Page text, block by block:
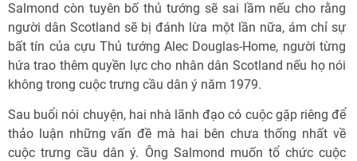
Salmond còn tuyên bố thủ tướng sẽ sai lầm nếu cho rằng
người dân Scotland sẽ bị đánh lừa một lần nữa, ám chỉ sự
bất tín của cựu Thủ tướng Alec Douglas-Home, người từng
hứa trao thêm quyền lực cho nhân dân Scotland nếu họ nói
không trong cuộc trưng cầu dân ý năm 1979.
Sau buổi nói chuyện, hai nhà lãnh đạo có cuộc gặp riêng để
thảo luận những vấn đề mà hai bên chưa thống nhất về
cuộc trưng cầu dân ý. Ông Salmond muốn tổ chức cuộc